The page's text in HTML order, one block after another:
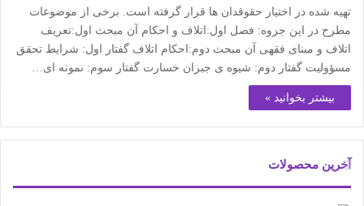
تهیه شده در اختیار حقوقدان ها قرار گرفته است. برخی از موضوعات
مطرح در این جزوه: فصل اول:اتلاف و احکام آن مبحث اول:تعریف
اتلاف و مبنای فقهی آن مبحث دوم:احکام اتلاف گفتار اول: شرایط تحقق
مسؤولیت گفتار دوم: شیوه ی جبران خسارت گفتار سوم: نمونه ای…
بیشتر بخوانید »
آخرین محصولات